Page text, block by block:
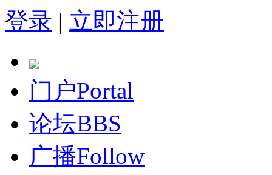
登录 | 立即注册
门户Portal
论坛BBS
广播Follow